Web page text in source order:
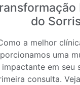
do
a melhor
uma
impactante em seu
consulta.